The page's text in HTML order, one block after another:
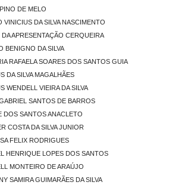
DE MELO
VINICIUS DA SILVA NASCIMENTO
DA APRESENTAÇÃO CERQUEIRA
BENIGNO DA SILVA
RAFAELA SOARES DOS SANTOS GUIA
DA SILVA MAGALHÃES
WENDELL VIEIRA DA SILVA
SANTOS DE BARROS
DOS SANTOS ANACLETO
COSTA DA SILVA JUNIOR
FELIX RODRIGUES
HENRIQUE LOPES DOS SANTOS
MONTEIRO DE ARAÚJO
SAMIRA GUIMARÃES DA SILVA